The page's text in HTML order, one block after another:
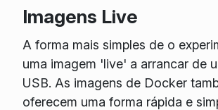
Imagens Live
A forma mais simples de o
uma imagem 'live' a arrancar de
USB. As imagens de Docker
oferecem uma forma rápida e